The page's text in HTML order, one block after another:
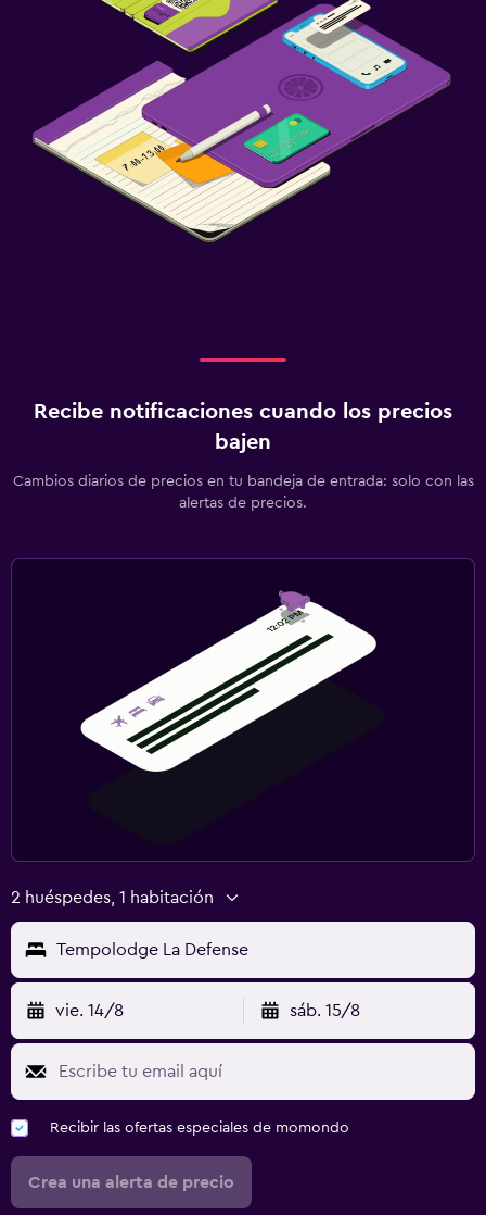
Recibe notificaciones cuando los precios
bajen
Cambios diarios de precios en tu bandeja de entrada: solo con las
alertas de precios.
2 huéspedes, 1 habitación
Tempolodge La Defense
vie. 14/8 sáb. 15/8
Recibir las ofertas especiales de momondo
Crea una alerta de precio